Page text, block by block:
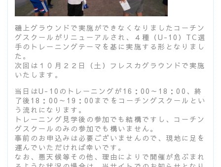
磯上グラウンドで実施ができなくなりましたコーチン
グスクールがリニューアルされ、４種（U-10）TC選
手のトレーニングテーマを基に実施する形となりまし
た。
次回は１０月２２日（土）フレスカグラウンドで実施
いたします。
当日はU-10のトレーニングが16：00～18：00、終
了後18：00～19：00までをコーチングスクールとい
う流れになります。
トレーニング見学後の参加でも結構ですし、コーチン
グスクールのみの参加でも構いません。
事前のお申込みは必要ございませんので、現地に足を
運んでいただければ幸いです。
なお、悪天候等その他、理由によりで開催が危ぶまれ